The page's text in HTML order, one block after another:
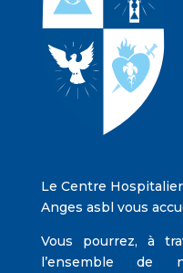
Le Centre
Anges asbl vous
Vous pourrez, à
l’ensemble de